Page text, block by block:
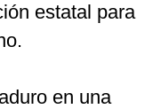
estatal para
en una